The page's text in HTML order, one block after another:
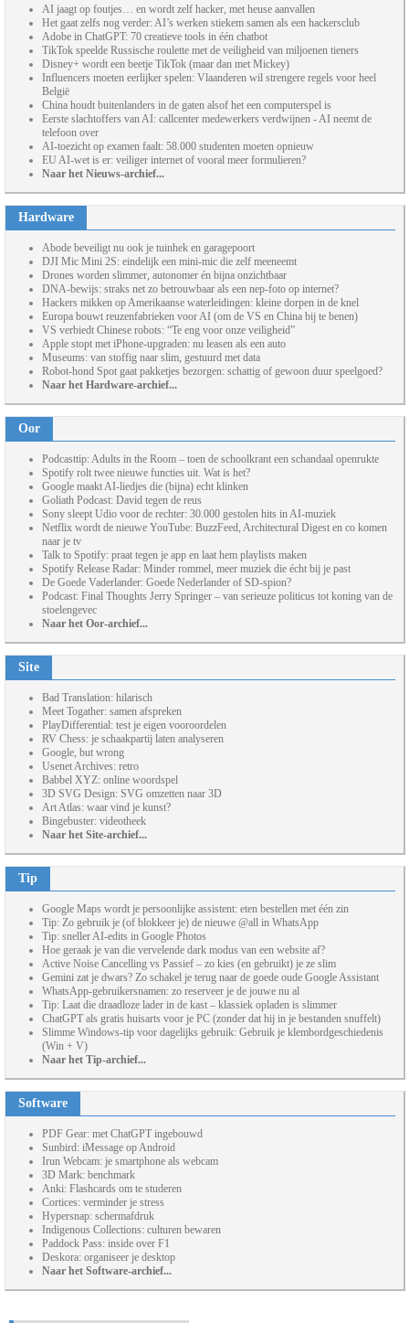
AI jaagt op foutjes… en wordt zelf hacker, met heuse aanvallen
Het gaat zelfs nog verder: AI’s werken stiekem samen als een hackersclub
Adobe in ChatGPT: 70 creatieve tools in één chatbot
TikTok speelde Russische roulette met de veiligheid van miljoenen tieners
Disney+ wordt een beetje TikTok (maar dan met Mickey)
Influencers moeten eerlijker spelen: Vlaanderen wil strengere regels voor heel
België
China houdt buitenlanders in de gaten alsof het een computerspel is
Eerste slachtoffers van AI: callcenter medewerkers verdwijnen - AI neemt de
telefoon over
AI-toezicht op examen faalt: 58.000 studenten moeten opnieuw
EU AI-wet is er: veiliger internet of vooral meer formulieren?
Naar het Nieuws-archief...
Hardware
Abode beveiligt nu ook je tuinhek en garagepoort
DJI Mic Mini 2S: eindelijk een mini-mic die zelf meeneemt
Drones worden slimmer, autonomer én bijna onzichtbaar
DNA-bewijs: straks net zo betrouwbaar als een nep-foto op internet?
Hackers mikken op Amerikaanse waterleidingen: kleine dorpen in de knel
Europa bouwt reuzenfabrieken voor AI (om de VS en China bij te benen)
VS verbiedt Chinese robots: “Te eng voor onze veiligheid”
Apple stopt met iPhone-upgraden: nu leasen als een auto
Museums: van stoffig naar slim, gestuurd met data
Robot-hond Spot gaat pakketjes bezorgen: schattig of gewoon duur speelgoed?
Naar het Hardware-archief...
Oor
Podcasttip: Adults in the Room – toen de schoolkrant een schandaal openrukte
Spotify rolt twee nieuwe functies uit. Wat is het?
Google maakt AI-liedjes die (bijna) echt klinken
Goliath Podcast: David tegen de reus
Sony sleept Udio voor de rechter: 30.000 gestolen hits in AI-muziek
Netflix wordt de nieuwe YouTube: BuzzFeed, Architectural Digest en co komen
naar je tv
Talk to Spotify: praat tegen je app en laat hem playlists maken
Spotify Release Radar: Minder rommel, meer muziek die écht bij je past
De Goede Vaderlander: Goede Nederlander of SD-spion?
Podcast: Final Thoughts Jerry Springer – van serieuze politicus tot koning van de
stoelengevec
Naar het Oor-archief...
Site
Bad Translation: hilarisch
Meet Togather: samen afspreken
PlayDifferential: test je eigen vooroordelen
RV Chess: je schaakpartij laten analyseren
Google, but wrong
Usenet Archives: retro
Babbel XYZ: online woordspel
3D SVG Design: SVG omzetten naar 3D
Art Atlas: waar vind je kunst?
Bingebuster: videotheek
Naar het Site-archief...
Tip
Google Maps wordt je persoonlijke assistent: eten bestellen met één zin
Tip: Zo gebruik je (of blokkeer je) de nieuwe @all in WhatsApp
Tip: sneller AI-edits in Google Photos
Hoe geraak je van die vervelende dark modus van een website af?
Active Noise Cancelling vs Passief – zo kies (en gebruikt) je ze slim
Gemini zat je dwars? Zo schakel je terug naar de goede oude Google Assistant
WhatsApp-gebruikersnamen: zo reserveer je de jouwe nu al
Tip: Laat die draadloze lader in de kast – klassiek opladen is slimmer
ChatGPT als gratis huisarts voor je PC (zonder dat hij in je bestanden snuffelt)
Slimme Windows-tip voor dagelijks gebruik: Gebruik je klembordgeschiedenis
(Win + V)
Naar het Tip-archief...
Software
PDF Gear: met ChatGPT ingebouwd
Sunbird: iMessage op Android
Irun Webcam: je smartphone als webcam
3D Mark: benchmark
Anki: Flashcards om te studeren
Cortices: verminder je stress
Hypersnap: schermafdruk
Indigenous Collections: culturen bewaren
Paddock Pass: inside over F1
Deskora: organiseer je desktop
Naar het Software-archief...